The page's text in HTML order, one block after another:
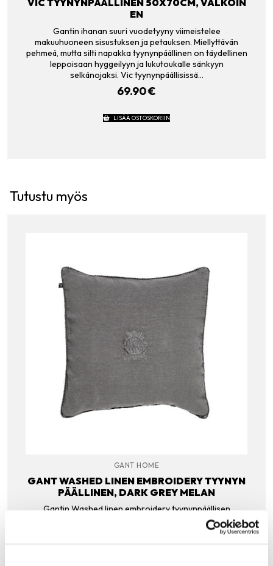
VIC TYYNYNPÄÄLLINEN 50X70CM, VALKOIN
EN
Gantin ihanan suuri vuodetyyny viimeistelee
makuuhuoneen sisustuksen ja petauksen. Miellyttävän
pehmeä, mutta silti napakka tyynynpäällinen on täydellinen
leppoisaan hyggeilyyn ja lukutoukalle sänkyyn
selkänojaksi. Vic tyynynpäällisissä…
69.90€
LISÄÄ OSTOSKORIIN
Tutustu myös
GANT HOME
GANT WASHED LINEN EMBROIDERY TYYNYN
PÄÄLLINEN, DARK GREY MELAN
Gantin Washed linen embroidery tyynynpäällisen
materiaali on ihanan pehmeää kivipestyä pellavaa.
Päällisen reunoja koristaa pitsimäinen tikkaus ja keskellä